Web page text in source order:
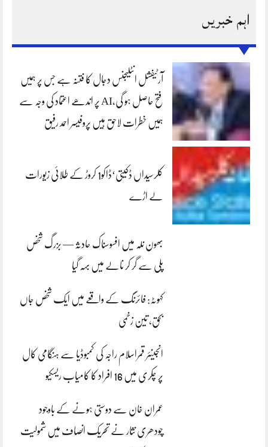
اہم خبریں
آرٹیفشل انٹلیجنس دجال کا فتنہ ہے جس پر ہمیں
فتح حاصل ہو گی،AI پر اندھے اعتماد کی وجہ سے
ہمیں خطرات لاحق ہیں پروفیسر احمد رفیق
کلرسیداں ڈکیتی‘ڈاکو1 کروڑ کے طلائی زیورات
لے اڑے
بھون نلہ میں افسوسناک حادثہ — بزرگ شخص
پلی سے گر کر نالے میں بہہ گیا
کہوٹہ: فائرنگ کے واقعے میں ایک شخص جاں
بحق، تین زخمی
انجینئر قمراسلام راجہ کی کمبوڈیا سے ہنگامی کال
پر چکری میں 16 افراد کا کامیاب ریسکیو
عمران خان سے دوستی ہونے کے باوجود
چودھری نثار نے تحریک انصاف میں شمولیت